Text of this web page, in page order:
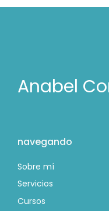
Anabel
navegando
Sobre mí
Servicios
Cursos